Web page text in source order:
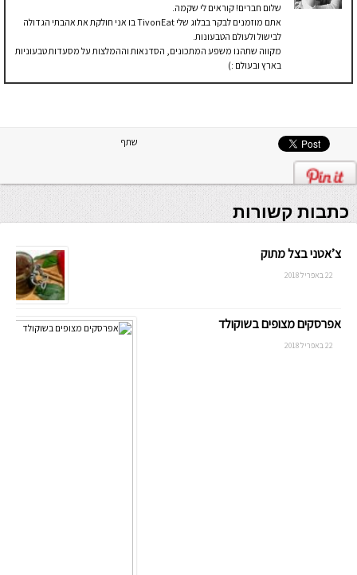
שלום חברים! קוראים לי שקמה.
אתם מוזמנים לבקר בבלוג שלי TivonEat בו אני חולקת את אהבתי הגדולה
לבישול ולעולם הטבעונות.
מקווה שתהנו משפע המתכונים, הסדנאות וההמלצות על מסעדות טבעוניות
בארץ ובעולם :)
שתף
כתבות קשורות
צ’אטני בצל מתוק
22 באפריל 2018
אפרסקים מצופים בשוקולד
22 באפריל 2018